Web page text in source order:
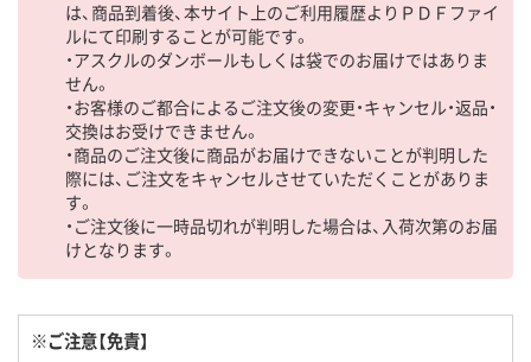
は、商品到着後、本サイト上のご利用履歴よりＰＤＦファイ
ルにて印刷することが可能です。
・アスクルのダンボールもしくは袋でのお届けではありま
せん。
・お客様のご都合によるご注文後の変更・キャンセル・返品・
交換はお受けできません。
・商品のご注文後に商品がお届けできないことが判明した
際には、ご注文をキャンセルさせていただくことがありま
す。
・ご注文後に一時品切れが判明した場合は、入荷次第のお届
けとなります。
※ご注意【免責】